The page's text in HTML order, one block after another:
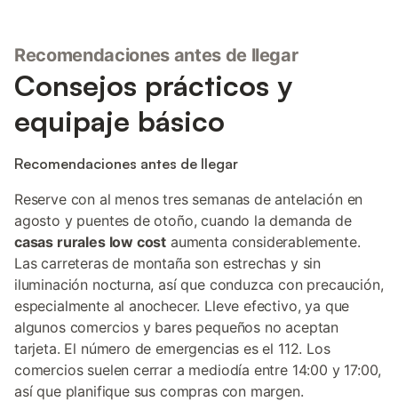
Recomendaciones antes de llegar
Consejos prácticos y
equipaje básico
Recomendaciones antes de llegar
Reserve con al menos tres semanas de antelación en
agosto y puentes de otoño, cuando la demanda de
casas rurales low cost aumenta considerablemente.
Las carreteras de montaña son estrechas y sin
iluminación nocturna, así que conduzca con precaución,
especialmente al anochecer. Lleve efectivo, ya que
algunos comercios y bares pequeños no aceptan
tarjeta. El número de emergencias es el 112. Los
comercios suelen cerrar a mediodía entre 14:00 y 17:00,
así que planifique sus compras con margen.